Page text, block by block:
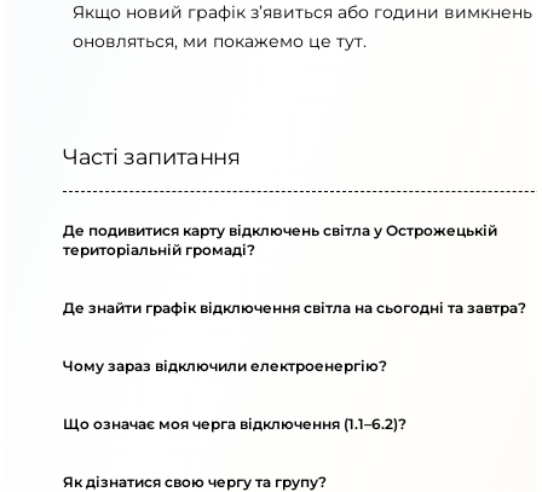
Якщо новий графік з’явиться або години вимкнень
оновляться, ми покажемо це тут.
Часті запитання
Де подивитися карту відключень світла у Острожецькій
територіальній громаді?
Де знайти графік відключення світла на сьогодні та завтра?
Чому зараз відключили електроенергію?
Що означає моя черга відключення (1.1–6.2)?
Як дізнатися свою чергу та групу?